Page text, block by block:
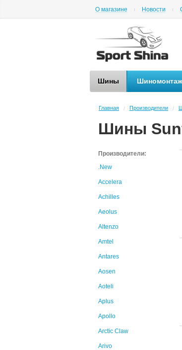
О магазине Новости
Шины Шиномонтаж
Главная / Производители /
Шины
Производители:
.New
Accelera
Achilles
Aeolus
Altenzo
Amtel
Antares
Aosen
Aoteli
Aplus
Apollo
Arctic Claw
Arivo